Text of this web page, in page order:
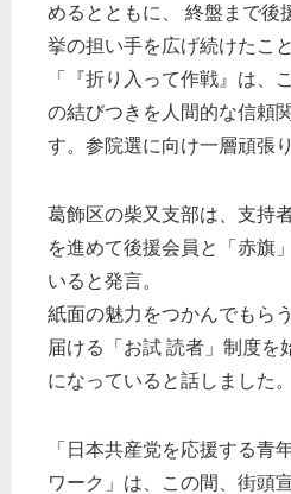
めるとともに、 終盤まで後
挙の担い手を広げ続けたこ
「『折り入って作戦』は、
の結びつきを人間的な信頼
す。参院選に向け一層頑張
葛飾区の柴又支部は、支持
を進めて後援会員と「赤旗
いると発言。
紙面の魅力をつかんでもら
届ける「お試 読者」制度を
になっていると話しました。
「日本共産党を応援する青
ワーク」は、この間、街頭